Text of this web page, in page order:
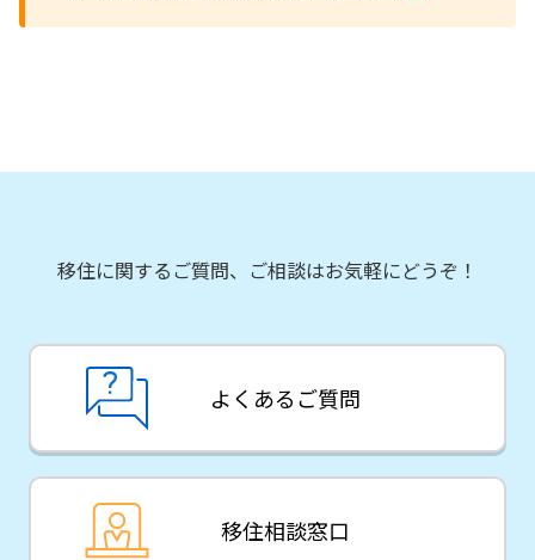
移住に関するご質問、ご相談はお気軽にどうぞ！
よくあるご質問
移住相談窓口